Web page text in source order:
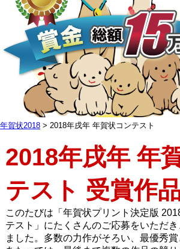
年賀状2018 2018年戌年 年賀状コンテスト
2018年戌年 年
テスト 受賞作
このたびは「年賀状プリント決定版
テスト」にたくさんのご応募をいただ
ました。多数の力作がそろい、最優秀